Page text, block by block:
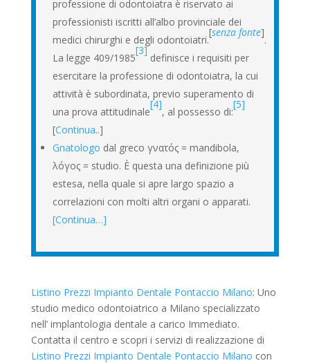
professione di odontoiatra è riservato ai
professionisti iscritti all’albo provinciale dei
medici chirurghi e degli odontoiatri.
[senza fonte]
.
La legge 409/1985
[3]
definisce i requisiti per
esercitare la professione di odontoiatra, la cui
attività è subordinata, previo superamento di
una prova attitudinale
[4]
, al possesso di:
[5]
[Continua..]
Gnatologo dal greco γνατός = mandibola,
λόγος = studio. È questa una definizione più
estesa, nella quale si apre largo spazio a
correlazioni con molti altri organi o apparati.
[Continua…]
Listino Prezzi Impianto Dentale Pontaccio Milano: Uno
studio medico odontoiatrico a Milano specializzato
nell’ implantologia dentale a carico Immediato.
Contatta il centro e scopri i servizi di realizzazione di
Listino Prezzi Impianto Dentale Pontaccio Milano con